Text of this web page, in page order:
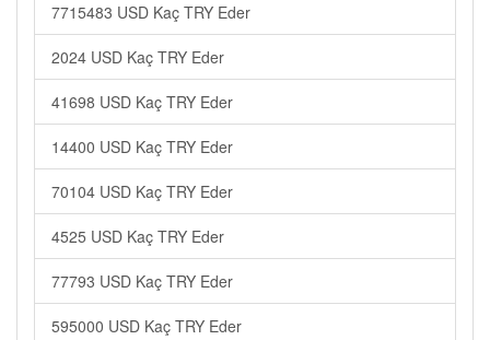
7715483 USD Kaç TRY Eder
2024 USD Kaç TRY Eder
41698 USD Kaç TRY Eder
14400 USD Kaç TRY Eder
70104 USD Kaç TRY Eder
4525 USD Kaç TRY Eder
77793 USD Kaç TRY Eder
595000 USD Kaç TRY Eder